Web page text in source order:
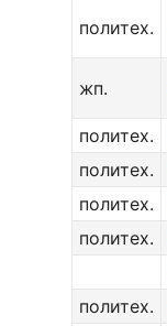
политех.
жп.
политех.
политех.
политех.
политех.
политех.